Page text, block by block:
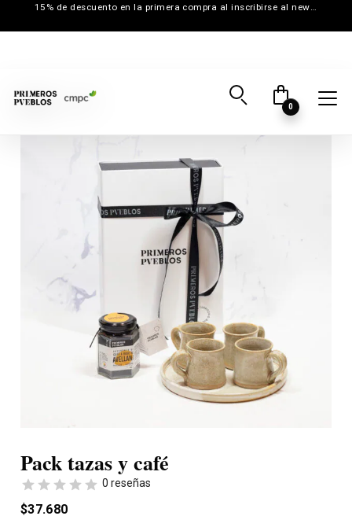
15% de descuento en la primera compra al inscribirse al newsletter
0
Pack tazas y café
0 reseñas
$37.680